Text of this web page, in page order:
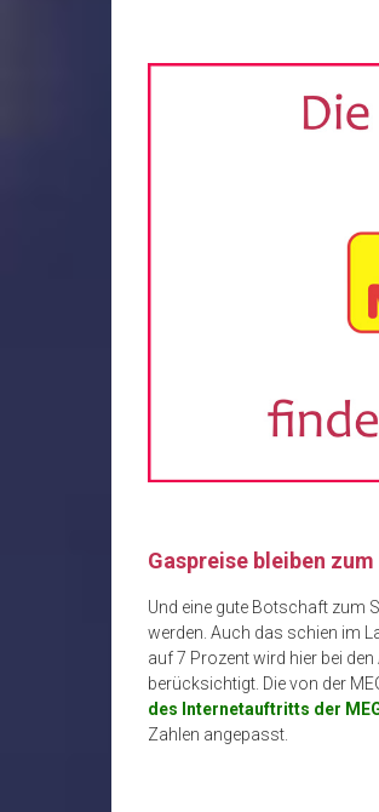
Gaspreise bleiben
Und eine gute Botschaft zum
werden. Auch das schien im
auf 7 Prozent wird hier bei
berücksichtigt. Die von der
des Internetauftritts der
Zahlen angepasst.